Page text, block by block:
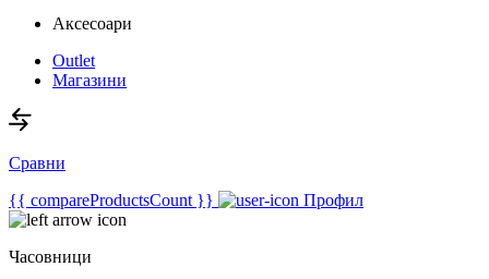
Аксесоари
Outlet
Магазини
Сравни
{{ compareProductsCount }}
Профил
Часовници